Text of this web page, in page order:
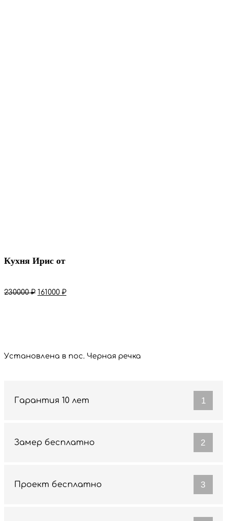
Кухня Ирис от
230000₽ Первоначальная
161000 ₽Текущая
Установлена в пос. Черная речка
Гарантия 10 лет 1
Замер бесплатно 2
Проект бесплатно 3